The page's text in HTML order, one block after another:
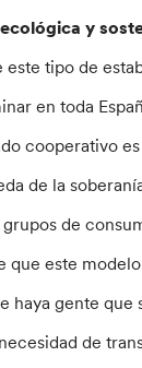
y
este tipo de
en toda
cooperativo
de la
de
que este
haya gente que
de